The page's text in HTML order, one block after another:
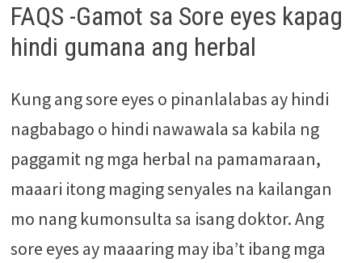
FAQS -Gamot sa Sore eyes kapag
hindi gumana ang herbal
Kung ang sore eyes o pinanlalabas ay hindi
nagbabago o hindi nawawala sa kabila ng
paggamit ng mga herbal na pamamaraan,
maaari itong maging senyales na kailangan
mo nang kumonsulta sa isang doktor. Ang
sore eyes ay maaaring may iba’t ibang mga